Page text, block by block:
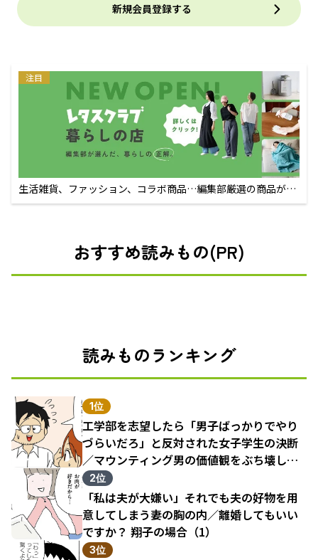
新規会員登録する
注目
生活雑貨、ファッション、コラボ商品…編集部厳選の商品が買
えるECサイト
おすすめ読みもの(PR)
読みものランキング
1位
工学部を志望したら「男子ばっかりでやり
づらいだろ」と反対された女子学生の決断
／マウンティング男の価値観をぶち壊した
結果（1）
2位
「私は夫が大嫌い」それでも夫の好物を用
意してしまう妻の胸の内／離婚してもいい
ですか？ 翔子の場合（1）
3位